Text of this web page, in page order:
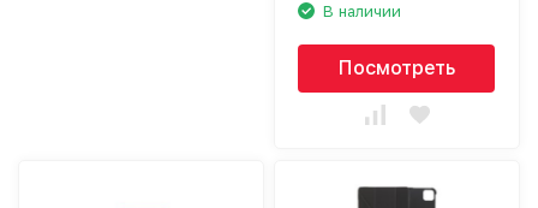
В наличии
Посмотреть